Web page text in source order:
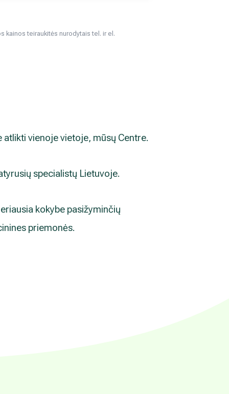
kainos teiraukitės nurodytais tel. ir el.
vienoje vietoje, mūsų Centre.
specialistų Lietuvoje.
kokybe pasižyminčių
priemonės.